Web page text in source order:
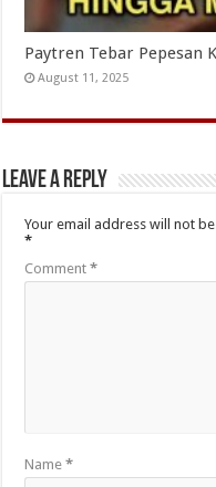
Paytren Tebar Pepesan
August 11, 2025
Leave a Reply
Your email address will not
*
Comment*
Name*